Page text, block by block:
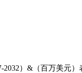
）&（百万美元）